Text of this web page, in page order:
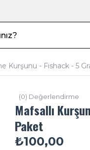
Kurşunu - Fishack - 5
(0) Değerlendirme
Mafsallı
Paket
₺100,00